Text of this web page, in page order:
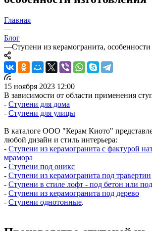
Главная
—
Блог
—Ступени из керамогранита, особенности
15 ноября 2023 12:00
В зависимости от области применения
- Ступени для дома
- Ступени для улицы
В каталоге ООО "Керам Киото"
любой дизайн и стиль интерьера:
- Ступени из керамогранита с фактурой
мрамора
- Ступени под оникс
- Ступени из керамогранита под травертин
- Ступени в стиле лофт - под бетон или
- Ступени из керамогранита под дерево
- Ступени однотонные.